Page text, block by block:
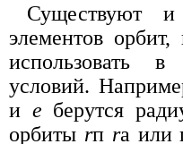
Существуют и
элементов
использовать в
условий.
и е берутся
орбиты rп rа или